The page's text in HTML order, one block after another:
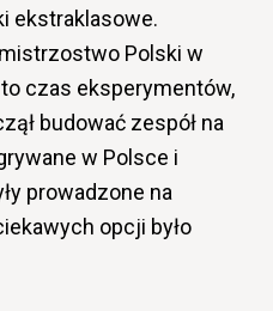
ekstraklasowe.
Polski w
czas eksperymentów,
budować zespół na
w Polsce i
prowadzone na
opcji było